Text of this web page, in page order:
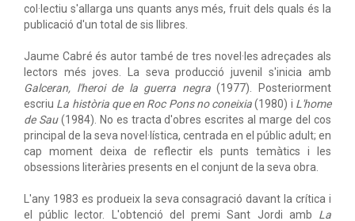
col·lectiu s'allarga uns quants anys més, fruit dels quals és la
publicació d'un total de sis llibres.
Jaume Cabré és autor també de tres novel·les adreçades als
lectors més joves. La seva producció juvenil s'inicia amb
Galceran, l'heroi de la guerra negra(1977). Posteriorment
escriu La història que en Roc Pons no coneixia(1980) i L'home
de Sau(1984). No es tracta d'obres escrites al marge del cos
principal de la seva novel·lística, centrada en el públic adult; en
cap moment deixa de reflectir els punts temàtics i les
obsessions literàries presents en el conjunt de la seva obra.
L'any 1983 es produeix la seva consagració davant la crítica i
el públic lector. L'obtenció del premi Sant Jordi amb La